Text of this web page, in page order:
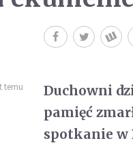
temu
Duchowni
pamięć
spotkanie w